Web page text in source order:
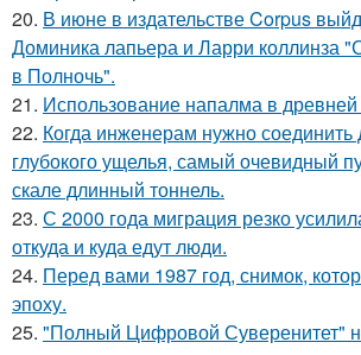
20. В июне в издательстве Corpus
Доминика лапьера и Ларри коллинза
в Полночь".
21. Использование напалма в древней
22. Когда инженерам нужно соединить
глубокого ущелья, самый очевидный
скале длинный тоннель.
23. С 2000 года миграция резко
откуда и куда едут люди.
24. Перед вами 1987 год, снимок,
эпоху.
25. "Полный Цифровой Суверенитет"